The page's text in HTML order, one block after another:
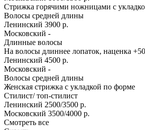
Стрижка горячими ножницами с
Волосы средней длины
Ленинский 3900 р.
Московский -
Длинные волосы
На волосы длиннее лопаток, наценка
Ленинский 4500 р.
Московский -
Волосы средней длины
Женская стрижка с укладкой по форме
Стилист/ топ-стилист
Ленинский 2500/3500 р.
Московский 3500/4000 р.
Смотреть все